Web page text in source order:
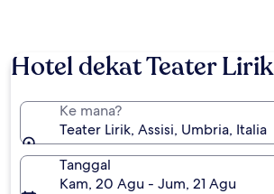
Hotel dekat Teater Lirik
Ke mana?
Teater Lirik, Assisi, Umbria, Italia
Tanggal
Kam, 20 Agu - Jum, 21 Agu